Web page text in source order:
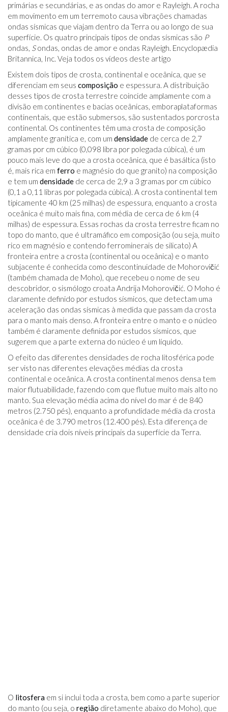
primárias e secundárias, e as ondas do amor e Rayleigh. A rocha
em movimento em um terremoto causa vibrações chamadas
ondas sísmicas que viajam dentro da Terra ou ao longo de sua
superfície. Os quatro principais tipos de ondas sísmicas são P
ondas, Sondas, ondas de amor e ondas Rayleigh. Encyclopædia
Britannica, Inc. Veja todos os vídeos deste artigo
Existem dois tipos de crosta, continental e oceânica, que se
diferenciam em seus composição e espessura. A distribuição
desses tipos de crosta terrestre coincide amplamente com a
divisão em continentes e bacias oceânicas, emboraplataformas
continentais, que estão submersos, são sustentados porcrosta
continental. Os continentes têm uma crosta de composição
amplamente granítica e, com um densidade de cerca de 2,7
gramas por cm cúbico (0,098 libra por polegada cúbica), é um
pouco mais leve do que a crosta oceânica, que é basáltica (isto
é, mais rica em ferro e magnésio do que granito) na composição
e tem um densidade de cerca de 2,9 a 3 gramas por cm cúbico
(0,1 a 0,11 libras por polegada cúbica). A crosta continental tem
tipicamente 40 km (25 milhas) de espessura, enquanto a crosta
oceânica é muito mais fina, com média de cerca de 6 km (4
milhas) de espessura. Essas rochas da crosta terrestre ficam no
topo do manto, que é ultramáfico em composição (ou seja, muito
rico em magnésio e contendo ferrominerais de silicato) A
fronteira entre a crosta (continental ou oceânica) e o manto
subjacente é conhecida como descontinuidade de Mohorovičić
(também chamada de Moho), que recebeu o nome de seu
descobridor, o sismólogo croata Andrija Mohorovičić. O Moho é
claramente definido por estudos sísmicos, que detectam uma
aceleração das ondas sísmicas à medida que passam da crosta
para o manto mais denso. A fronteira entre o manto e o núcleo
também é claramente definida por estudos sísmicos, que
sugerem que a parte externa do núcleo é um líquido.
O efeito das diferentes densidades de rocha litosférica pode
ser visto nas diferentes elevações médias da crosta
continental e oceânica. A crosta continental menos densa tem
maior flutuabilidade, fazendo com que flutue muito mais alto no
manto. Sua elevação média acima do nível do mar é de 840
metros (2.750 pés), enquanto a profundidade média da crosta
oceânica é de 3.790 metros (12.400 pés). Esta diferença de
densidade cria dois níveis principais da superfície da Terra.
O litosfera em si inclui toda a crosta, bem como a parte superior
do manto (ou seja, o região diretamente abaixo do Moho), que